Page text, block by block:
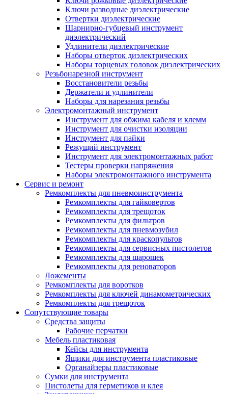
Ключи разводные диэлектрические
Отвертки диэлектрические
Шарнирно-губцевый инструмент
диэлектрический
Удлинители диэлектрические
Наборы отверток диэлектрических
Наборы торцевых головок диэлектрических
Резьбонарезной инструмент
Восстановители резьбы
Держатели и удлинители
Наборы для нарезания резьбы
Электромонтажный инструмент
Инструмент для обжима кабеля и клемм
Инструмент для очистки изоляции
Инструмент для пайки
Режущий инструмент
Инструмент для электромонтажных работ
Тестеры проверки напряжения
Наборы электромонтажного инструмента
Сервис и ремонт
Ремкомплекты для пневмоинструмента
Ремкомплекты для гайковертов
Ремкомплекты для трещоток
Ремкомплекты для фильтров
Ремкомплекты для пневмозубил
Ремкомплекты для краскопультов
Ремкомплекты для сервисных пистолетов
Ремкомплекты для шарошек
Ремкомплекты для реноваторов
Ложементы
Ремкомплекты для воротков
Ремкомплекты для ключей динамометрических
Ремкомплекты для трещоток
Сопутствующие товары
Средства защиты
Рабочие перчатки
Мебель пластиковая
Кейсы для инструмента
Ящики для инструмента пластиковые
Органайзеры пластиковые
Сумки для инструмента
Пистолеты для герметиков и клея